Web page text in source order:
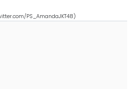
PS_AmandaJKT48)